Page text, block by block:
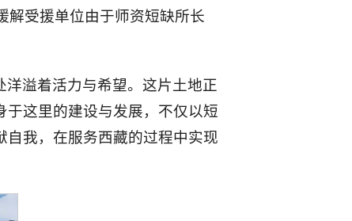
解受援单位由于师资短缺所长
溢着活力与希望。这片土地正
这里的建设与发展，不仅以短
我，在服务西藏的过程中实现